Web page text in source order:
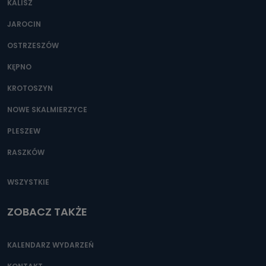
Można to zrobić pod numerem telefonu 62 735-51-05 lub
KALISZ
JAROCIN
OSTRZESZÓW
KĘPNO
KROTOSZYN
NOWE SKALMIERZYCE
PLESZEW
RASZKÓW
WSZYSTKIE
ZOBACZ TAKŻE
KALENDARZ WYDARZEŃ